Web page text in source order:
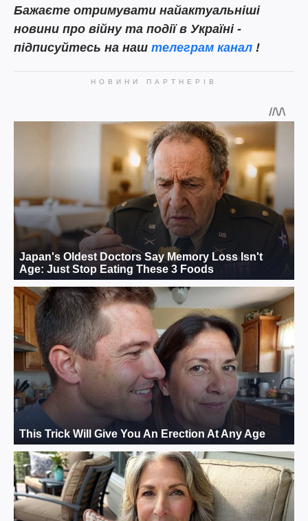
Бажаєте отримувати найактуальніші
новини про війну та події в Україні -
підписуйтесь на наш телеграм канал !